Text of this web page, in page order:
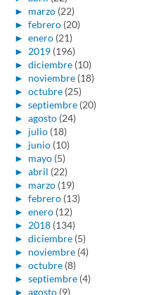
► marzo (22)
► febrero (20)
► enero (21)
► 2019 (196)
► diciembre (10)
► noviembre (18)
► octubre (25)
► septiembre (20)
► agosto (24)
► julio (18)
► junio (10)
► mayo (5)
► abril (22)
► marzo (19)
► febrero (13)
► enero (12)
► 2018 (134)
► diciembre (5)
► noviembre (4)
► octubre (8)
► septiembre (4)
► agosto (9)